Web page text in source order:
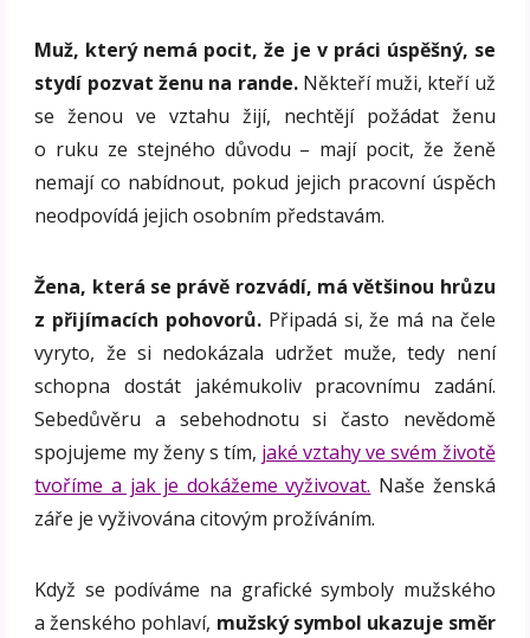
Muž, který nemá pocit, že je v práci úspěšný, se
stydí pozvat ženu na rande.Někteří muži, kteří už
se ženou ve vztahu žijí, nechtějí požádat ženu
o ruku ze stejného důvodu – mají pocit, že ženě
nemají co nabídnout, pokud jejich pracovní úspěch
neodpovídá jejich osobním představám.
Žena, která se právě rozvádí, má většinou hrůzu
z přijímacích pohovorů. Připadá si, že má na čele
vyryto, že si nedokázala udržet muže, tedy není
schopna dostát jakémukoliv pracovnímu zadání.
Sebedůvěru a sebehodnotu si často nevědomě
spojujeme my ženy s tím, jaké vztahy ve svém životě
tvoříme a jak je dokážeme vyživovat. Naše ženská
záře je vyživována citovým prožíváním.
Když se podíváme na grafické symboly mužského
a ženského pohlaví, mužský symbol ukazuje směr